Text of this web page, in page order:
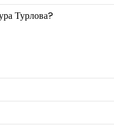
Турлова?